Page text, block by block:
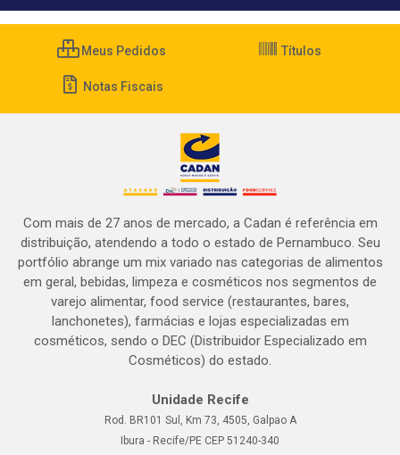
Meus Pedidos Títulos
Notas Fiscais
Com mais de 27 anos de mercado, a Cadan é referência em
distribuição, atendendo a todo o estado de Pernambuco. Seu
portfólio abrange um mix variado nas categorias de alimentos
em geral, bebidas, limpeza e cosméticos nos segmentos de
varejo alimentar, food service (restaurantes, bares,
lanchonetes), farmácias e lojas especializadas em
cosméticos, sendo o DEC (Distribuidor Especializado em
Cosméticos) do estado.
Unidade Recife
Rod. BR101 Sul, Km 73, 4505, Galpao A
Ibura - Recife/PE CEP 51240-340